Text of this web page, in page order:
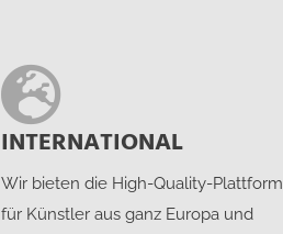
INTERNATIONAL
Wir bieten die High-Quality-Plattform
für Künstler aus ganz Europa und